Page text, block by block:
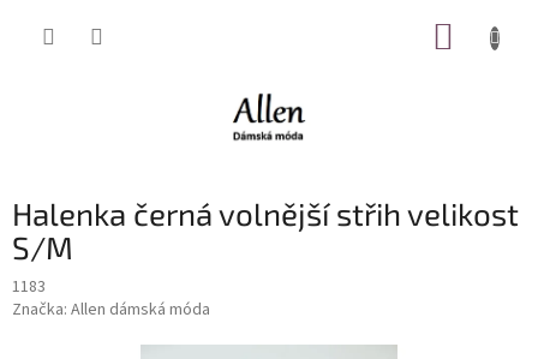
Halenka černá volnější střih velikost
S/M
1183
Značka: Allen dámská móda